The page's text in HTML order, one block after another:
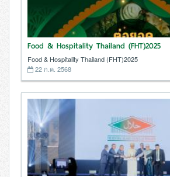
Food & Hospitality Thailand (FHT)2025
Food & Hospitality Thailand (FHT)2025
22 ก.ค. 2568